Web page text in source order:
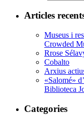
Articles
Museus i
Crowded
Rrose
Cobalto
Arxius
«Salomé»
Biblioteca
Categories